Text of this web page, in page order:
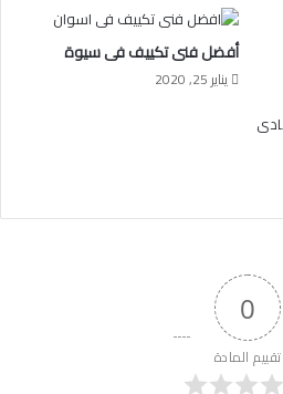
أفضل فنى تكييف فى سيوة
يناير 25, 2020
0
تقييم المادة